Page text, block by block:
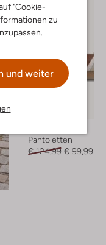
"Cookie-
zu
und weiter
Pantoletten
€ 124,99 € 99,99